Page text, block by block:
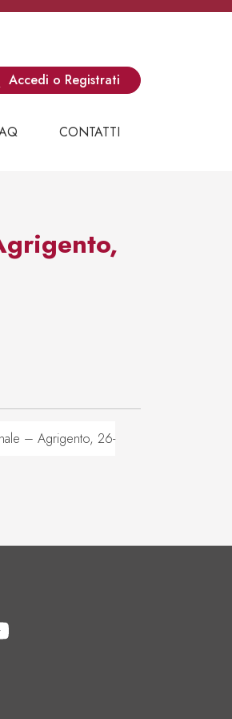
Accedi o Registrati
CONTATTI
– Agrigento, 26-